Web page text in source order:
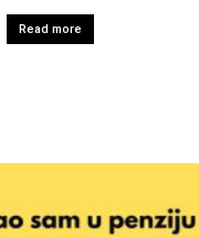
Read more